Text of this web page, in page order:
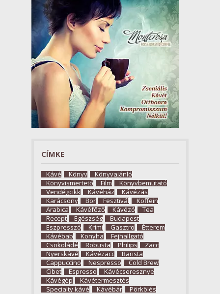
CÍMKE
Kávé Könyv
Könyvajánló
Könyvismertető
Film
Könyvbemutató
Vendégcikk
Kávéház
Kávézás
Karácsony
Bor Fesztivál
Koffein
Arabica
Kávéfőző Kávézó
Tea
Recept
Egészség
Budapest
Eszpresszó
Krimi Gasztro
Étterem
Kávébab
Konyha
Fejhallgató
Csokoládé
Robusta Philips
Zacc
Nyerskávé
Kávézacc
Barista
Cappuccino
Nespresso
Cold Brew
Cibet
Espresso
Kávécseresznye
Kávégép
Kávétermesztés
Specialty kávé
Kávébár Pörkölés